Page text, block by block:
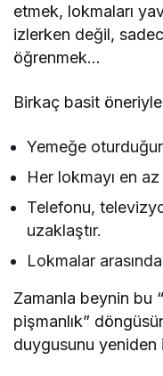
etmek, lokmaları
izlerken değil,
öğrenmek…
Birkaç basit
Yemeğe
Her lokmayı en
Telefonu,
uzaklaştır.
Lokmalar arasında
Zamanla beynin bu
pişmanlık”
duygusunu yeniden